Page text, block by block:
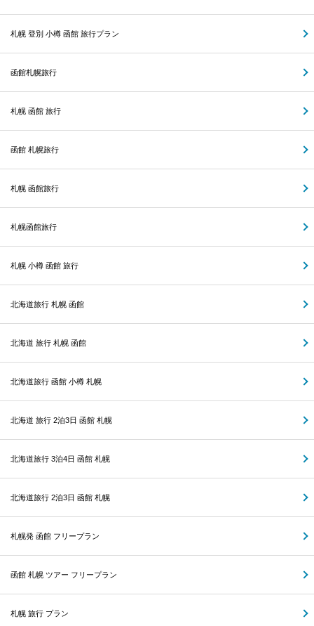
札幌 登別 小樽 函館 旅行プラン
函館札幌旅行
札幌 函館 旅行
函館 札幌旅行
札幌 函館旅行
札幌函館旅行
札幌 小樽 函館 旅行
北海道旅行 札幌 函館
北海道 旅行 札幌 函館
北海道旅行 函館 小樽 札幌
北海道 旅行 2泊3日 函館 札幌
北海道旅行 3泊4日 函館 札幌
北海道旅行 2泊3日 函館 札幌
札幌発 函館 フリープラン
函館 札幌 ツアー フリープラン
札幌 旅行 プラン